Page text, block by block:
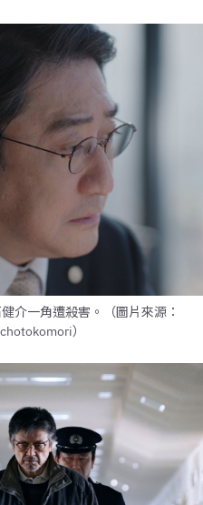
介一角遭殺害。（圖片來源：
）